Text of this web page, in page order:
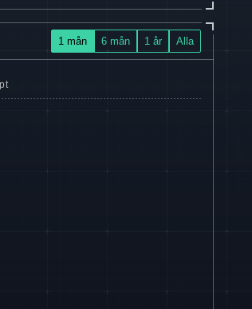
1 mån 6 mån 1 år Alla